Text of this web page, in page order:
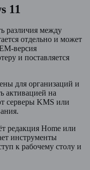
11
различия между
отдельно и может
версия
и поставляется
для организаций и
активацией на
серверы KMS или
редакция Home или
инструменты
к рабочему столу и